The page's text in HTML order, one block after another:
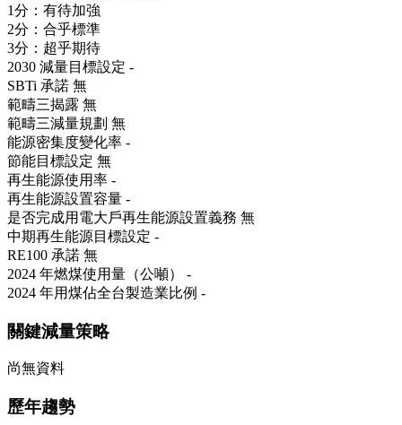
1分：有待加強
2分：合乎標準
3分：超乎期待
2030 減量目標設定 -
SBTi 承諾 無
範疇三揭露 無
範疇三減量規劃 無
能源密集度變化率 -
節能目標設定 無
再生能源使用率 -
再生能源設置容量 -
是否完成用電大戶再生能源設置義務 無
中期再生能源目標設定 -
RE100 承諾 無
2024 年燃煤使用量（公噸） -
2024 年用煤佔全台製造業比例 -
關鍵減量策略
尚無資料
歷年趨勢